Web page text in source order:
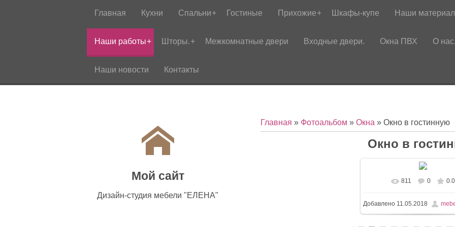
Главная Кухни Спальни Гостиные Прихожие Шкафы-купе Наши
Наши работы Шторы. Межкомнатные двери Входные двери. Окна ПВХ О нас.
Наши новости Контакты
Мой сайт
Дизайн-студия мебели "ЕЛЕНА"
Главная » Фотоальбом » Окна » Окно в гостинную
Окно в
811 0 0.0
Добавлено 11.05.2018